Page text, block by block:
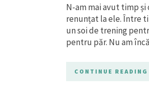
N-am mai avut timp
renunțat la ele. Între
un soi de trening
pentru păr. Nu am
CONTINUE READING